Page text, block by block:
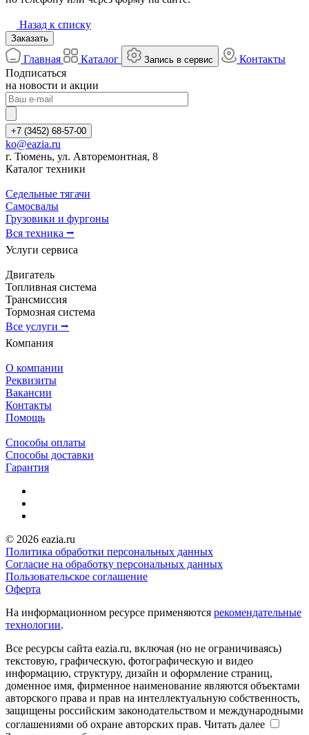
Назад к списку
Заказать
Главная Каталог Запись в сервис
Контакты
Подписаться
на новости и акции
+7 (3452) 68-57-00
ko@eazia.ru
г. Тюмень, ул. Авторемонтная, 8
Каталог техники
Седельные тягачи
Самосвалы
Грузовики и фургоны
Вся техника ⭢
Услуги сервиса
Двигатель
Топливная система
Трансмиссия
Тормозная система
Все услуги ⭢
Компания
О компании
Реквизиты
Вакансии
Контакты
Помощь
Способы оплаты
Способы доставки
Гарантия
© 2026 eazia.ru
Политика обработки персональных данных
Согласие на обработку персональных данных
Пользовательское соглашение
Оферта
На информационном ресурсе применяются рекомендательные
технологии.
Все ресурсы сайта eazia.ru, включая (но не ограничиваясь)
текстовую, графическую, фотографическую и видео
информацию, структуру, дизайн и оформление страниц,
доменное имя, фирменное наименование являются объектами
авторского права и прав на интеллектуальную собственность,
защищены российским законодательством и международными
соглашениями об охране авторских прав. Читать далее